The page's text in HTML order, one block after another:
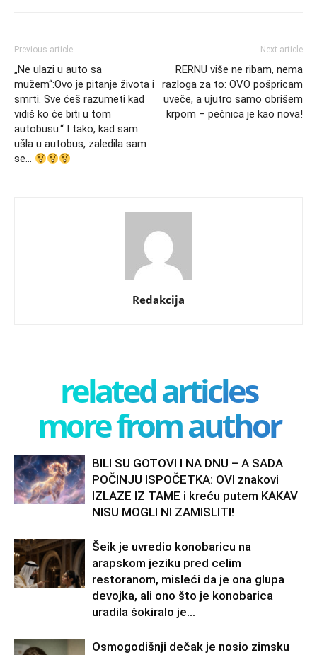
Previous article
„Ne ulazi u auto sa
mužem“:Ovo je pitanje života i
smrti. Sve ćeš razumeti kad
vidiš ko će biti u tom
autobusu.“ I tako, kad sam
ušla u autobus, zaledila sam
se…
Next article
RERNU više ne ribam, nema
razloga za to: OVO pošpricam
uveče, a ujutro samo obrišem
krpom – pećnica je kao nova!
Redakcija
related articles
more from author
BILI SU GOTOVI I NA DNU – A SADA
POČINJU ISPOČETKA: OVI znakovi
IZLAZE IZ TAME i kreću putem KAKAV
NISU MOGLI NI ZAMISLITI!
Šeik je uvredio konobaricu na
arapskom jeziku pred celim
restoranom, misleći da je ona glupa
devojka, ali ono što je konobarica
uradila šokiralo je...
Osmogodišnji dečak je nosio zimsku